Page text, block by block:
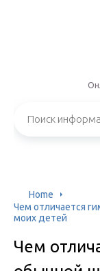
Home
Чем отличается
моих детей
Чем